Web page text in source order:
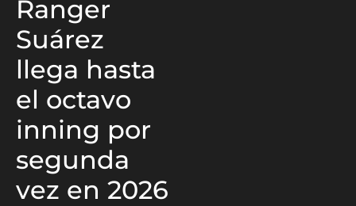
Ranger
Suárez
llega hasta
el octavo
inning por
segunda
vez en 2026